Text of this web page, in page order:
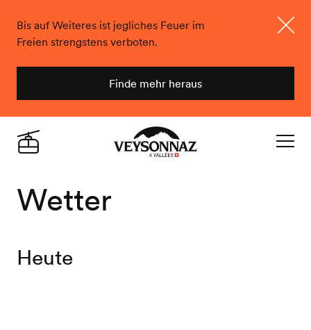
Bis auf Weiteres ist jegliches Feuer im
Freien strengstens verboten.
Finde mehr heraus
Wetter
Heute